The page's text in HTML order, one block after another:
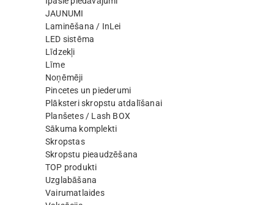
JAUNUMI
Laminēšana / InLei
LED sistēma
Līdzekļi
Līme
Noņēmēji
Pincetes un piederumi
Plāksteri skropstu atdalīšanai
Planšetes / Lash BOX
Sākuma komplekti
Skropstas
Skropstu pieaudzēšana
TOP produkti
Uzglabāšana
Vairumatlaides